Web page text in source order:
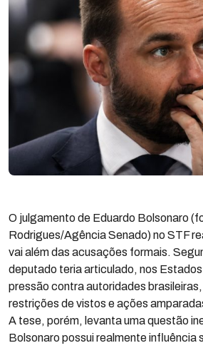
O julgamento de Eduardo Bolsonaro
Rodrigues/Agência Senado) no STF
vai além das acusações formais.
deputado teria articulado, nos
pressão contra autoridades
restrições de vistos e ações
A tese, porém, levanta uma questão
Bolsonaro possui realmente influência